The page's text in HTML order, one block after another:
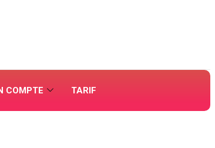
COMPTE TARIF